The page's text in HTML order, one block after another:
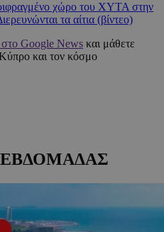
χώρο του ΧΥΤΑ στην
τα αίτια (βίντεο)
Google News και μάθετε
Κύπρο και τον κόσμο